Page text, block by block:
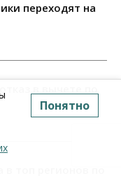
переходят на
в вычете по
топ регионов по
Понятно